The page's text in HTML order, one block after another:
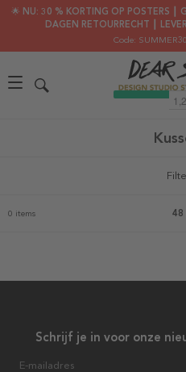
🌟 NU: 30 % KORTING OP POSTERS ┃
DAGEN RETOURRECHT ┃
Code: SUMMER30
0 items
Schrijf je in voor onze
E-mailadres